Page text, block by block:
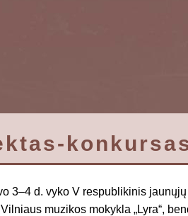
konkursas
3–4 d. vyko V respublikinis
muzikos mokykla „Lyra“,